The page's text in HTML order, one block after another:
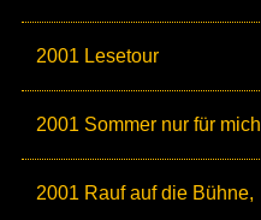
2001 Lesetour
2001 Sommer nur für mich
2001 Rauf auf die Bühne,